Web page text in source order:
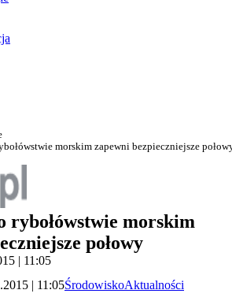
morskim zapewni bezpieczniejsze
rybołówstwie morskim
połowy
| 11:05
| 11:05ŚrodowiskoAktualności